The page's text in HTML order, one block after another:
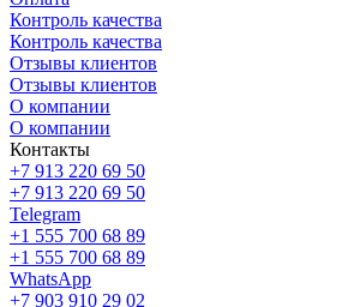
Контроль качества
Контроль качества
Отзывы клиентов
Отзывы клиентов
О компании
О компании
Контакты
+7 913 220 69 50
+7 913 220 69 50
Telegram
+1 555 700 68 89
+1 555 700 68 89
WhatsApp
+7 903 910 29 02